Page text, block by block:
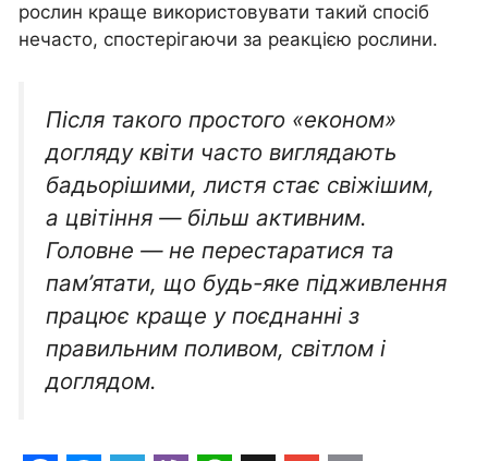
рослин краще використовувати такий спосіб
нечасто, спостерігаючи за реакцією рослини.
Після такого простого «економ»
догляду квіти часто виглядають
бадьорішими, листя стає свіжішим,
а цвітіння — більш активним.
Головне — не перестаратися та
пам’ятати, що будь-яке підживлення
працює краще у поєднанні з
правильним поливом, світлом і
доглядом.